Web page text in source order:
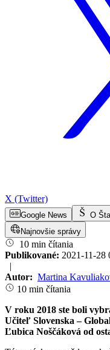
X (Twitter)
Google News O
Najnovšie správy
10 min čítania
Publikované: 2021-11-28
|
Autor: Martina
10 min čítania
V roku 2018 ste boli
Učiteľ Slovenska–G
Ľubica Noščáková od